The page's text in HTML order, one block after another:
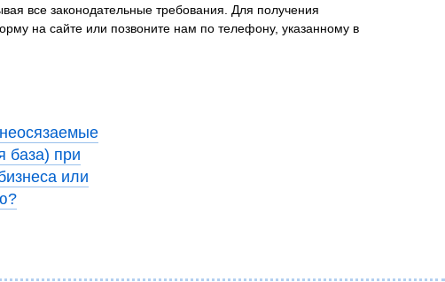
все законодательные требования. Для получения
на сайте или позвоните нам по телефону, указанному в
база) при
или